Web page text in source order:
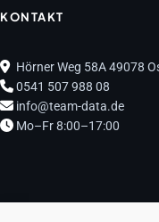
KONTAKT
Hörner Weg 58A 49078
0541 507 988 08
info@team-data.de
Mo–Fr 8:00–17:00